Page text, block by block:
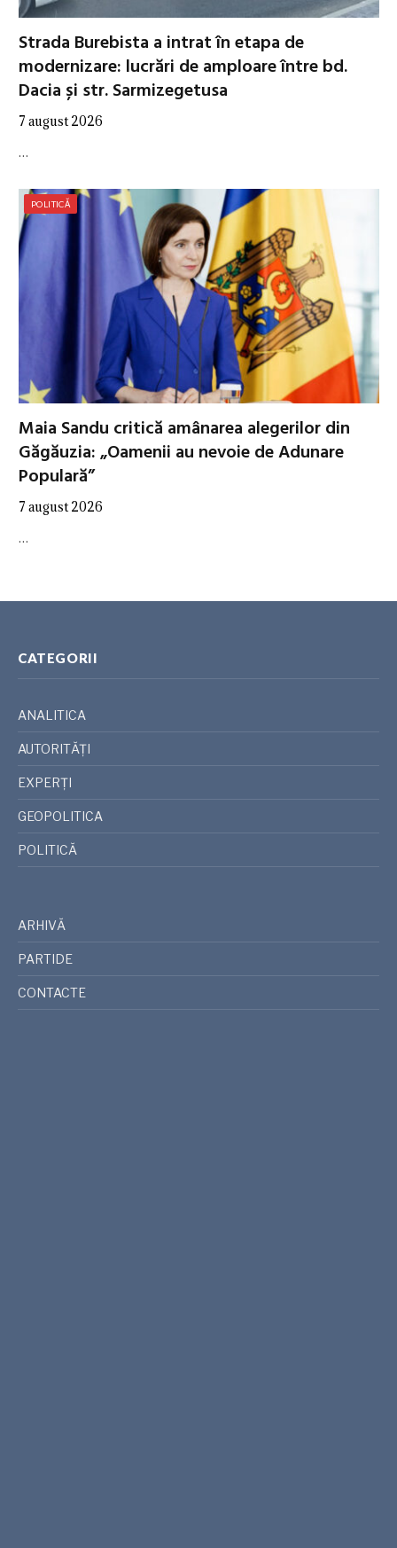
Strada Burebista a intrat în etapa de
modernizare: lucrări de amploare între bd.
Dacia și str. Sarmizegetusa
7 august 2026
…
POLITICĂ
Maia Sandu critică amânarea alegerilor din
Găgăuzia: „Oamenii au nevoie de Adunare
Populară”
7 august 2026
…
CATEGORII
ANALITICA
AUTORITĂȚI
EXPERȚI
GEOPOLITICA
POLITICĂ
ARHIVĂ
PARTIDE
CONTACTE